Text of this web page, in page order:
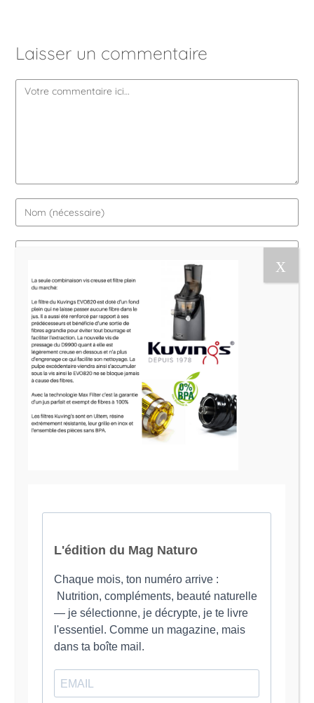
Laisser un commentaire
Le Magazine Naturo
Je suis Evy, Naturopathe spécialisée dans
l’accompagnement des femmes en préménopause et